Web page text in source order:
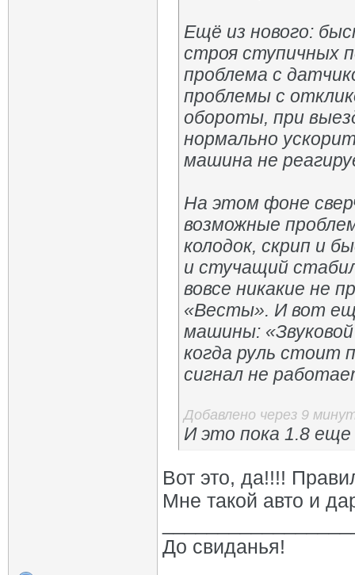
Ещё из нового:
строя ступичных
проблема с
проблемы с
обороты, при
нормально
машина не
На этом фоне
возможные
колодок, скрип и
и стучащий
вовсе никакие не
«Весты». И вот
машины:
когда руль стоит
сигнал не
Добавлено через 9
И это пока 1.8
Вот это, да!!!!
Мне такой авто и
До свиданья!